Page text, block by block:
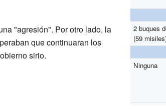
2 buques
(59
Ninguna
"agresión". Por otro lado, la
que continuaran los
sirio.